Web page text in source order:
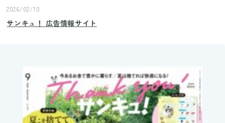
2026/02/10
サンキュ！ 広告情報サイト